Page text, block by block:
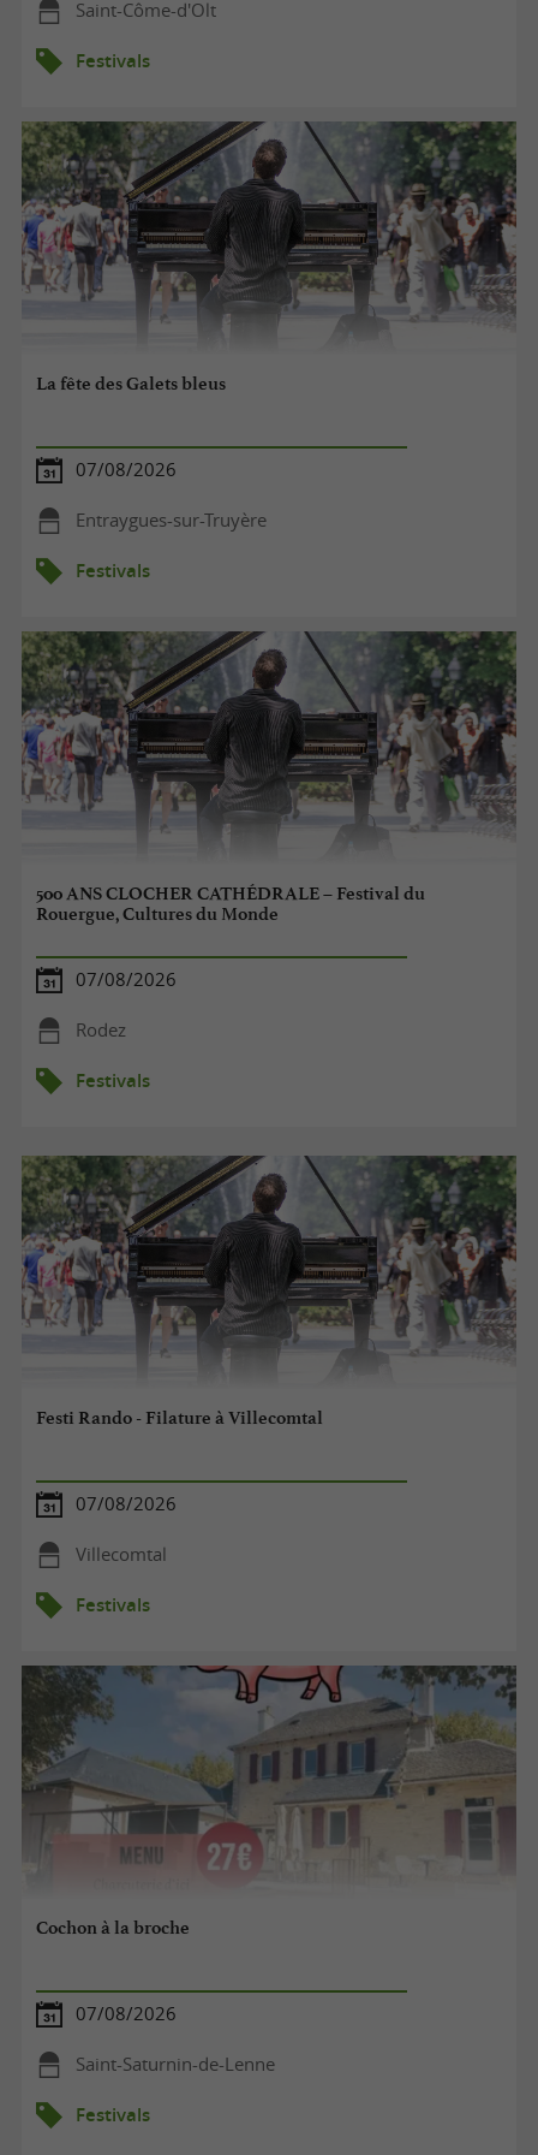
Saint-Côme-d'Olt
Festivals
La fête des Galets bleus
07/08/2026
Entraygues-sur-Truyère
Festivals
500 ANS CLOCHER CATHÉDRALE – Festival du
Rouergue, Cultures du Monde
07/08/2026
Rodez
Festivals
Festi Rando - Filature à Villecomtal
07/08/2026
Villecomtal
Festivals
Cochon à la broche
07/08/2026
Saint-Saturnin-de-Lenne
Festivals